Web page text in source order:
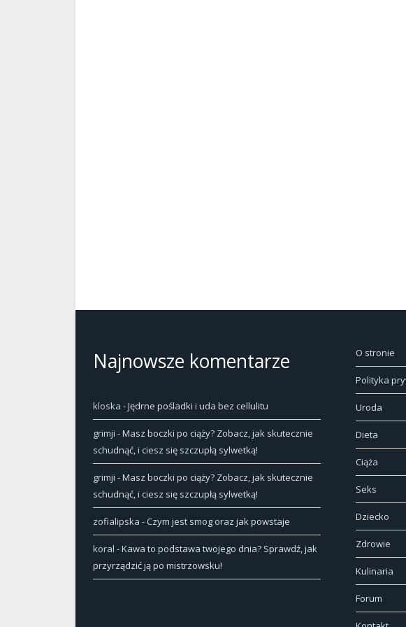
Najnowsze komentarze
kloska -Jędrne pośladki i uda bez cellulitu
grimji -Masz boczki po ciąży? Zobacz, jak skutecznie
schudnąć, i ciesz się szczupłą sylwetką!
grimji -Masz boczki po ciąży? Zobacz, jak skutecznie
schudnąć, i ciesz się szczupłą sylwetką!
zofialipska -Czym jest smog oraz jak powstaje
koral -Kawa to podstawa twojego dnia? Sprawdź, jak
przyrządzić ją po mistrzowsku!
O stronie
Polityka
Uroda
Dieta
Ciąża
Seks
Dziecko
Zdrowie
Kulinaria
Forum